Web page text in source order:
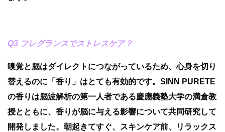
Q3 フレグランスでストレスケア？
嗅覚と脳はダイレクトにつながっているため、心身を切り
替えるのに「香り」はとても有効的です。SINN PURETE
の香りは脳波解析の第一人者である慶應義塾大学の満倉教
授とともに、香りが脳に与える影響について共同研究して
開発しました。朝起きてすぐ、スキンケア前、リラックス